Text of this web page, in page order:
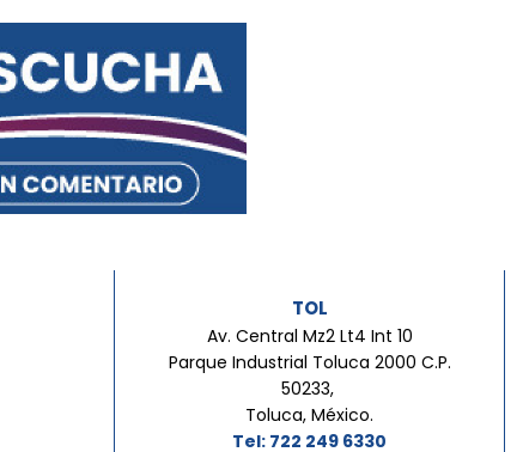
TOL
Av. Central Mz2 Lt4 Int 10
Parque Industrial Toluca 2000 C.P.
50233,
Toluca, México.
Tel: 722 249 6330